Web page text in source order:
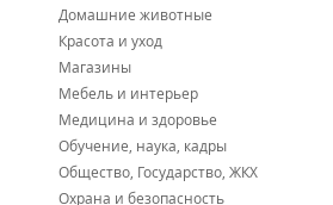
Домашние животные
Красота и уход
Магазины
Мебель и интерьер
Медицина и здоровье
Обучение, наука, кадры
Общество, Государство, ЖКХ
Охрана и безопасность